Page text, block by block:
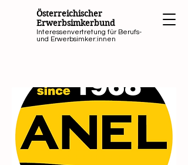
Österreichischer
Erwerbsimkerbund
Interessenvertretung für Berufs-
und Erwerbsimker:innen